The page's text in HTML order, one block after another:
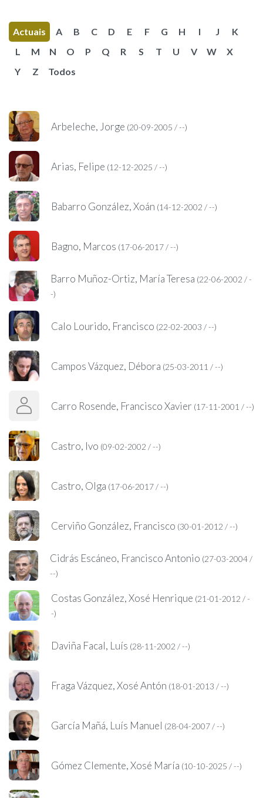
BAZÁN
HISTORIA
60 ANOS DLG
Actuais A B C D E F G H I J
K
L
M N O P Q R S T U V W
X
Y
Z Todos
Arbeleche, Jorge (20-09-2005 / --)
Arias, Felipe (12-12-2025 / --)
Babarro González, Xoán (14-12-2002 / --)
Bagno, Marcos (17-06-2017 / --)
Barro Muñoz-Ortiz, María Teresa (22-06-2002 / -
-)
Calo Lourido, Francisco (22-02-2003 / --)
Campos Vázquez, Débora (25-03-2011 / --)
Carro Rosende, Francisco Xavier (17-11-2001 / --)
Castro, Ivo (09-02-2002 / --)
Castro, Olga (17-06-2017 / --)
Cerviño González, Francisco (30-01-2012 / --)
Cidrás Escáneo, Francisco Antonio (27-03-2004 /
--)
Costas González, Xosé Henrique (21-01-2012 / -
-)
Daviña Facal, Luís (28-11-2002 / --)
Fraga Vázquez, Xosé Antón (18-01-2013 / --)
García Mañá, Luís Manuel (28-04-2007 / --)
Gómez Clemente, Xosé María (10-10-2025 / --)